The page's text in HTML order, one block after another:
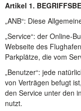
Artikel 1.
„ANB“: Diese
„Service“: der Online-
Webseite des
Parkplätze, die vom
„Benutzer“: jede
von Verträgen befugt
den Service unter den
nutzt.